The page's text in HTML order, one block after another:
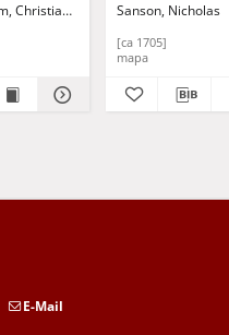
Christian (1533-1585)Iuda et Israel:
ejusdem Terrae
[Dokument
Sanson, Nicholas
[ca 1705]
mapa
E-Mail